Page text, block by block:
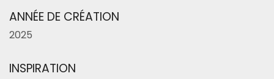
ANNÉE DE CRÉATION
2025
INSPIRATION